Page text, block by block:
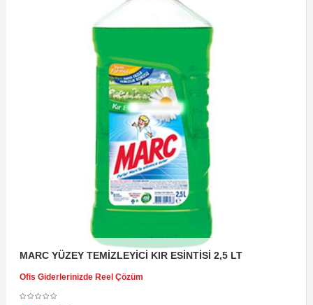
MARC YÜZEY TEMİZLEYİCİ KIR ESİNTİSİ 2,5 LT
Ofis Giderlerinizde Reel Çözüm